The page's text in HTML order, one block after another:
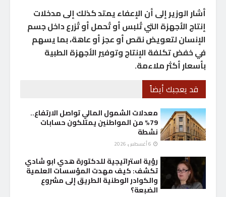
أشار الوزير إلى أن الإعفاء يمتد كذلك إلى مدخلات
إنتاج الأجهزة التي تُلبس أو تُحمل أو تُزرع داخل جسم
الإنسان لتعويض نقص أو عجز أو عاهة، بما يسهم
في خفض تكلفة الإنتاج وتوفير الأجهزة الطبية
بأسعار أكثر ملاءمة.
قد يعجبك أيضاً
معدلات الشمول المالي تواصل الارتفاع..
79% من المواطنين يمتلكون حسابات
نشطة
رؤية استراتيجية للدكتورة هدي ابو شادي
تكشف: كيف مهدت المؤسسات العلمية
والكوادر الوطنية الطريق إلى مشروع
الضبعة؟